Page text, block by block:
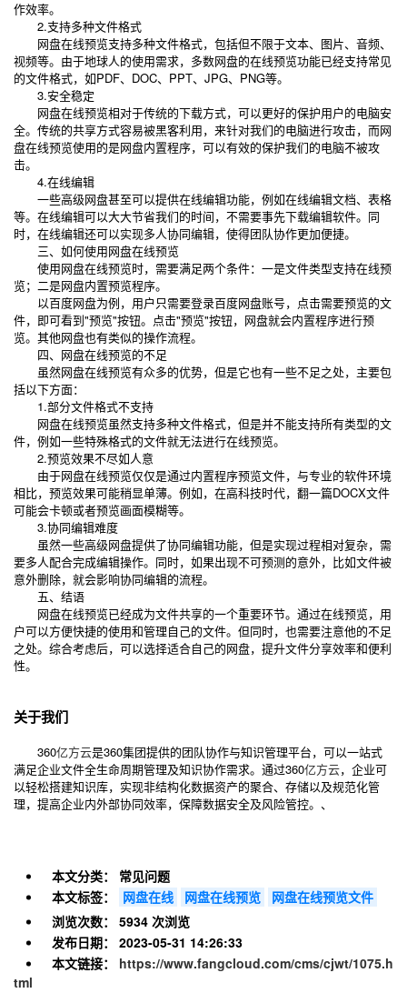
作效率。
2.支持多种文件格式
网盘在线预览支持多种文件格式，包括但不限于文本、图片、音频、
视频等。由于地球人的使用需求，多数网盘的在线预览功能已经支持常见
的文件格式，如PDF、DOC、PPT、JPG、PNG等。
3.安全稳定
网盘在线预览相对于传统的下载方式，可以更好的保护用户的电脑安
全。传统的共享方式容易被黑客利用，来针对我们的电脑进行攻击，而网
盘在线预览使用的是网盘内置程序，可以有效的保护我们的电脑不被攻
击。
4.在线编辑
一些高级网盘甚至可以提供在线编辑功能，例如在线编辑文档、表格
等。在线编辑可以大大节省我们的时间，不需要事先下载编辑软件。同
时，在线编辑还可以实现多人协同编辑，使得团队协作更加便捷。
三、如何使用网盘在线预览
使用网盘在线预览时，需要满足两个条件：一是文件类型支持在线预
览；二是网盘内置预览程序。
以百度网盘为例，用户只需要登录百度网盘账号，点击需要预览的文
件，即可看到"预览"按钮。点击"预览"按钮，网盘就会内置程序进行预
览。其他网盘也有类似的操作流程。
四、网盘在线预览的不足
虽然网盘在线预览有众多的优势，但是它也有一些不足之处，主要包
括以下方面：
1.部分文件格式不支持
网盘在线预览虽然支持多种文件格式，但是并不能支持所有类型的文
件，例如一些特殊格式的文件就无法进行在线预览。
2.预览效果不尽如人意
由于网盘在线预览仅仅是通过内置程序预览文件，与专业的软件环境
相比，预览效果可能稍显单薄。例如，在高科技时代，翻一篇DOCX文件
可能会卡顿或者预览画面模糊等。
3.协同编辑难度
虽然一些高级网盘提供了协同编辑功能，但是实现过程相对复杂，需
要多人配合完成编辑操作。同时，如果出现不可预测的意外，比如文件被
意外删除，就会影响协同编辑的流程。
五、结语
网盘在线预览已经成为文件共享的一个重要环节。通过在线预览，用
户可以方便快捷的使用和管理自己的文件。但同时，也需要注意他的不足
之处。综合考虑后，可以选择适合自己的网盘，提升文件分享效率和便利
性。
关于我们
360亿方云是360集团提供的团队协作与知识管理平台，可以一站式
满足企业文件全生命周期管理及知识协作需求。通过360亿方云，企业可
以轻松搭建知识库，实现非结构化数据资产的聚合、存储以及规范化管
理，提高企业内外部协同效率，保障数据安全及风险管控。、
本文分类：
常见问题
本文标签：
网盘在线 网盘在线预览
网盘在线预览文件
浏览次数：
5934 次浏览
发布日期：
2023-05-31 14:26:33
本文链接：
https://www.fangcloud.com/cms/cjwt/1075.h
tml